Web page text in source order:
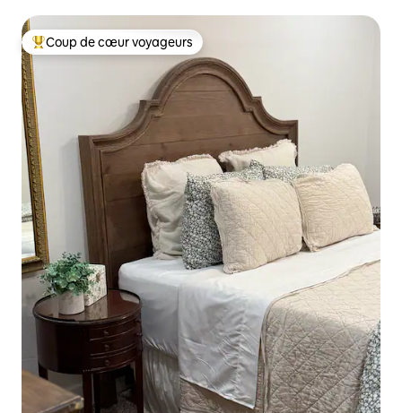
Coups de cœur voyageurs les plus appréciés
Coup de cœur voyageurs